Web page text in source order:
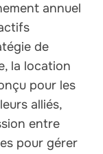
annuel
de
la location
pour les
alliés,
entre
pour gérer